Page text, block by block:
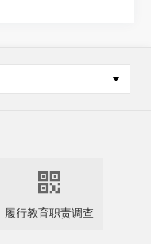

履行教育职责调查